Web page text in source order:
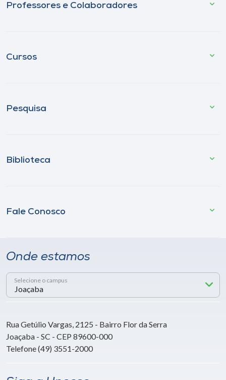
Professores e Colaboradores
Cursos
Pesquisa
Biblioteca
Fale Conosco
Onde estamos
Selecione o campus
Rua Getúlio Vargas, 2125 - Bairro Flor da Serra
Joaçaba - SC - CEP 89600-000
Telefone (49) 3551-2000